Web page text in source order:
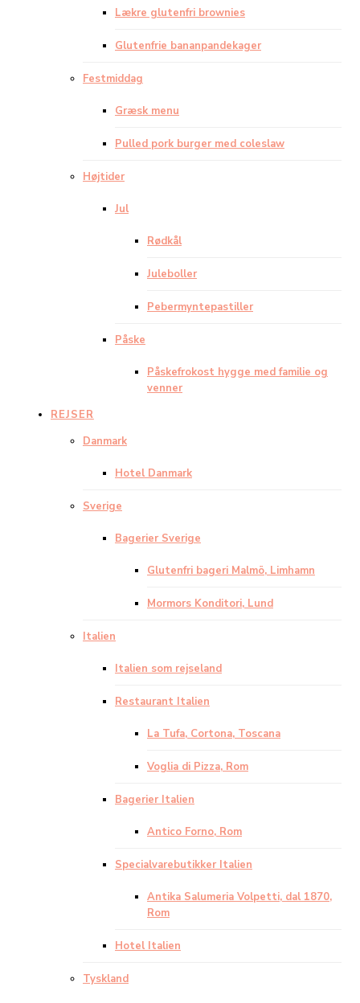
Lækre glutenfri brownies
Glutenfrie bananpandekager
Festmiddag
Græsk menu
Pulled pork burger med coleslaw
Højtider
Jul
Rødkål
Juleboller
Pebermyntepastiller
Påske
Påskefrokost hygge med familie og
venner
REJSER
Danmark
Hotel Danmark
Sverige
Bagerier Sverige
Glutenfri bageri Malmö, Limhamn
Mormors Konditori, Lund
Italien
Italien som rejseland
Restaurant Italien
La Tufa, Cortona, Toscana
Voglia di Pizza, Rom
Bagerier Italien
Antico Forno, Rom
Specialvarebutikker Italien
Antika Salumeria Volpetti, dal 1870,
Rom
Hotel Italien
Tyskland